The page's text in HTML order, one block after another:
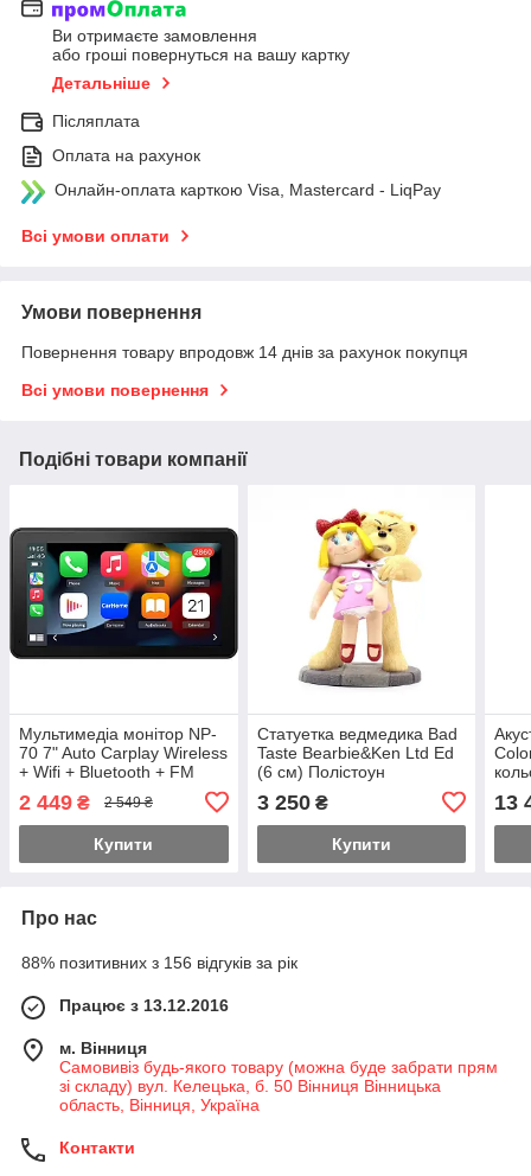
Ви отримаєте замовлення
або гроші повернуться на вашу картку
Детальніше
Післяплата
Оплата на рахунок
Онлайн-оплата карткою Visa, Mastercard - LiqPay
Всі умови оплати
Умови повернення
Повернення товару впродовж 14 днів за рахунок покупця
Всі умови повернення
Подібні товари компанії
Мультимедіа монітор NP-
70 7" Auto Carplay Wireless
+ Wifi + Bluetooth + FM
2 449 ₴ 2 549 ₴
Купити
Статуетка ведмедика Bad
Taste Bearbie&Ken Ltd Ed
(6 см) Полістоун
3 250₴
Купити
13
Про нас
88% позитивних з 156 відгуків за рік
Працює з 13.12.2016
м. Вінниця
Самовивіз будь-якого товару (можна буде забрати прям
зі складу) вул. Келецька, б. 50 Вінниця Вінницька
область, Вінниця, Україна
Контакти